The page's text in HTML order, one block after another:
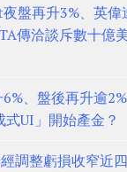
盤再升3%、英偉
傳洽談斥數十億
6%、盤後再升逾
式UI」開始產金？
調整虧損收窄近